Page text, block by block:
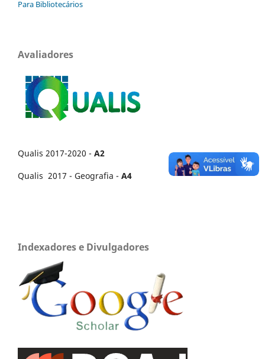
Para Bibliotecários
Avaliadores
Qualis 2017-2020 - A2
Qualis 2017 - Geografia - A4
Indexadores e Divulgadores